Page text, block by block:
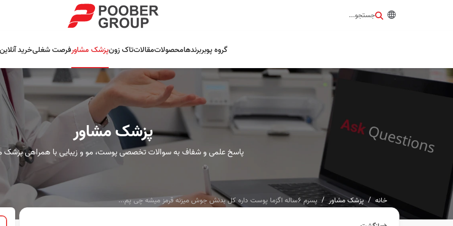
جستجو...
گروه پوبربرندهامحصولاتمقالاتتاک زونپزشک مشاورفرصت شغلیخرید
پزشک مشاور
پاسخ علمی و شفاف به سوالات تخصصی پوست، مو و زیبایی با همراهی پزشک
خانه پزشک مشاور پسرم ۶ساله اگزما پوست داره کل بدنش جوش میزنه قرمز میشه چی پم...